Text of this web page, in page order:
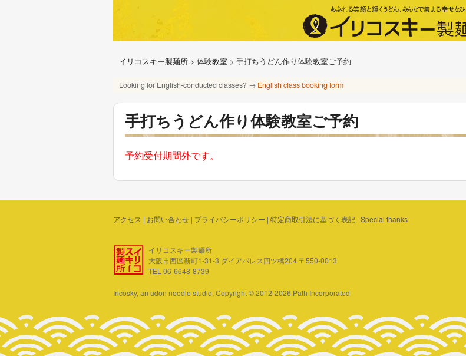
イリコスキー製麺所 > 体験教室 > 手打ちうどん作り体験教室ご予約
Looking for English-conducted classes? → English class booking form
手打ちうどん作り体験教室ご予約
予約受付期間外です。
アクセス | お問い合わせ | プライバシーポリシー | 特定商取引法に基づく表記 | Special thanks
イリコスキー製麺所
大阪市西区新町1-31-3 ダイアパレス四ツ橋204 〒550-0013
TEL 06-6648-8739
Iricosky, an udon noodle studio. Copyright © 2012-2026 Path Incorporated